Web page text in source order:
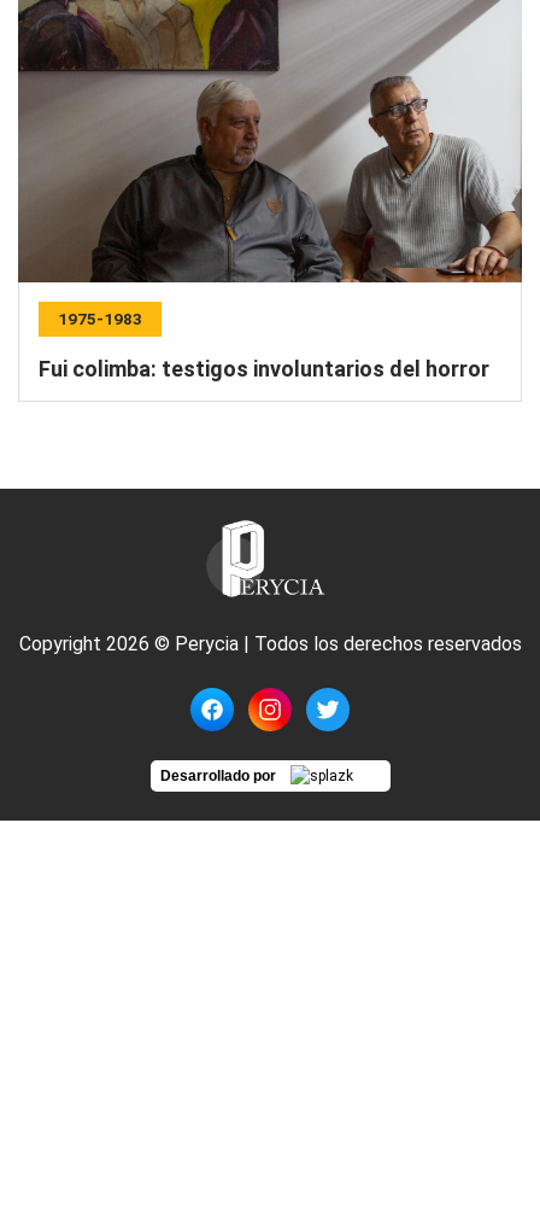
1975-1983
Fui colimba: testigos involuntarios del horror
Copyright 2026 © Perycia | Todos los derechos reservados
Desarrollado por